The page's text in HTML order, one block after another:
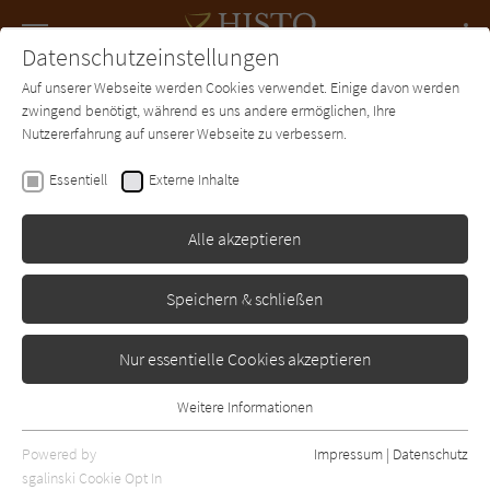
SUCHE Forum Charts Newsletter
Roberta Rich
Die Hebamme von
-
Datenschutzeinstellungen
Auf unserer Webseite werden Cookies verwendet. Einige davon werden
zwingend benötigt, während es uns andere ermöglichen, Ihre
Nutzererfahrung auf unserer Webseite zu verbessern.
Essentiell Externe Inhalte
Alle akzeptieren
Speichern & schließen
Nur essentielle Cookies akzeptieren
Essentielle Cookies werden für grundlegende Funktionen der
Webseite benötigt. Dadurch ist gewährleistet, dass die Webseite
Weitere Informationen
Powered by
sgalinski Cookie Opt In
Impressum | Datenschutz